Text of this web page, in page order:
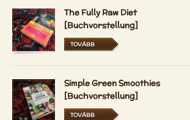
The Fully Raw Diet
[Buchvorstellung]
TOVÁBB
Simple Green Smoothies
[Buchvorstellung]
TOVÁBB